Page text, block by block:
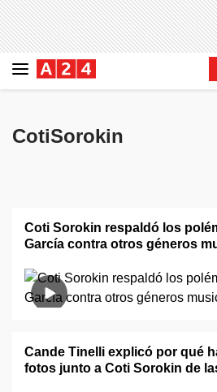
CotiSorokin
Coti Sorokin respaldó los
García contra otros géneros
Cande Tinelli explicó por qué
fotos junto a Coti Sorokin de